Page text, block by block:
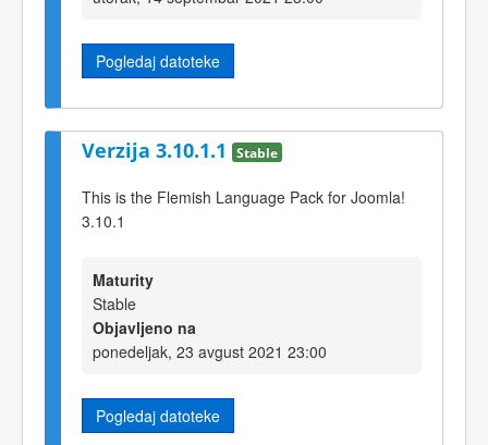
Pogledaj datoteke
Verzija 3.10.1.1 Stable
This is the Flemish Language Pack for Joomla!
3.10.1
Maturity
Stable
Objavljeno na
ponedeljak, 23 avgust 2021 23:00
Pogledaj datoteke